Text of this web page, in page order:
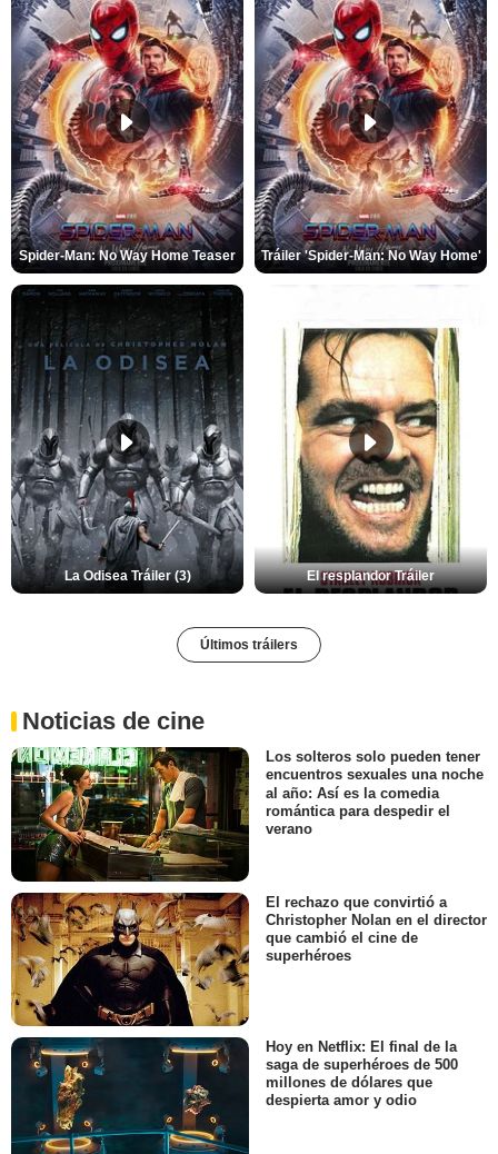
Spider-Man: No Way Home Teaser Tráiler 'Spider-Man: No Way Home'
La Odisea Tráiler (3) El resplandor Tráiler
Últimos tráilers
Noticias de cine
Los solteros solo pueden tener
encuentros sexuales una noche
al año: Así es la comedia
romántica para despedir el
verano
El rechazo que convirtió a
Christopher Nolan en el director
que cambió el cine de
superhéroes
Hoy en Netflix: El final de la
saga de superhéroes de 500
millones de dólares que
despierta amor y odio